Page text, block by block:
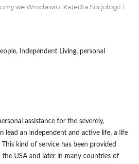
we Wrocławiu. Katedra Socjologii i
Independent Living, personal
assistance for the severely,
lead an independent and active life, a life
kind of service has been provided
USA and later in many countries of